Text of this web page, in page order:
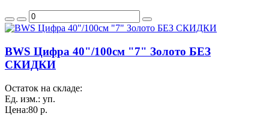
BWS Цифра 40"/100см "7" Золото БЕЗ
СКИДКИ
Остаток на складе:
Ед. изм.: уп.
Цена:80 р.